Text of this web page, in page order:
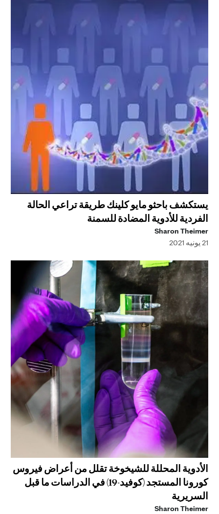
يستكشف باحثو مايو كلينك طريقة تراعي الحالة
الفردية للأدوية المضادة للسمنة
Sharon Theimer
21 يونيه 2021
الأدوية المحللة للشيخوخة تقلل من أعراض فيروس
كورونا المستجد (كوفيد-19) في الدراسات ما قبل
السريرية
Sharon Theimer